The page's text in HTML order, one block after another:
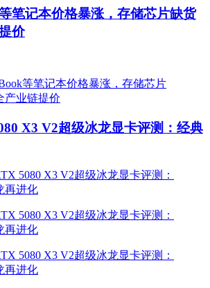
笔记本价格暴涨，存储芯片缺货
价
X3 V2超级冰龙显卡评测：经典